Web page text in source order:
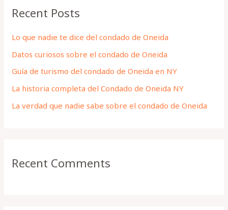
c
f
o
r
:
Recent Posts
Lo que nadie te dice del condado de Oneida
Datos curiosos sobre el condado de Oneida
Guía de turismo del condado de Oneida en NY
La historia completa del Condado de Oneida NY
La verdad que nadie sabe sobre el condado de Oneida
Recent Comments